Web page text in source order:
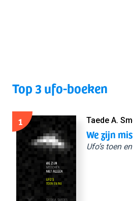
Top 3 ufo-boeken
1 Taede A.
We zijn
Ufo’s toen